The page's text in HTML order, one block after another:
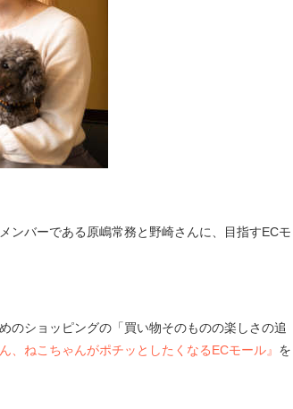
ンバーである原嶋常務と野崎さんに、目指すECモ
のショッピングの「買い物そのものの楽しさの追
ん、ねこちゃんがポチッとしたくなるECモール』 を